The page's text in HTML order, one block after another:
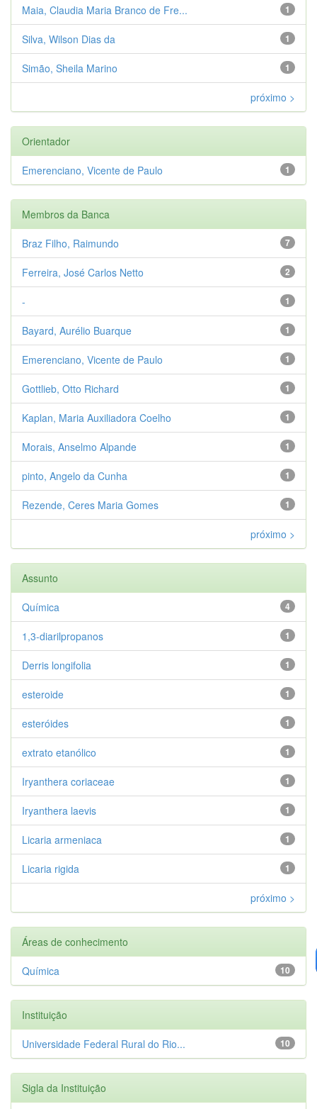
1
Maia, Claudia Maria Branco de Fre...
1
Silva, Wilson Dias da
1
Simão, Sheila Marino
próximo >
Orientador
1
Emerenciano, Vicente de Paulo
Membros da Banca
7
Braz Filho, Raimundo
2
Ferreira, José Carlos Netto
1
-
1
Bayard, Aurélio Buarque
1
Emerenciano, Vicente de Paulo
1
Gottlieb, Otto Richard
1
Kaplan, Maria Auxiliadora Coelho
1
Morais, Anselmo Alpande
1
pinto, Angelo da Cunha
1
Rezende, Ceres Maria Gomes
próximo >
Assunto
4
Química
1
1,3-diarilpropanos
1
Derris longifolia
1
esteroide
1
esteróides
1
extrato etanólico
1
Iryanthera coriaceae
1
Iryanthera laevis
1
Licaria armeniaca
1
Licaria rigida
próximo >
Áreas de conhecimento
10
Química
Instituição
10
Universidade Federal Rural do Rio...
Sigla da Instituição